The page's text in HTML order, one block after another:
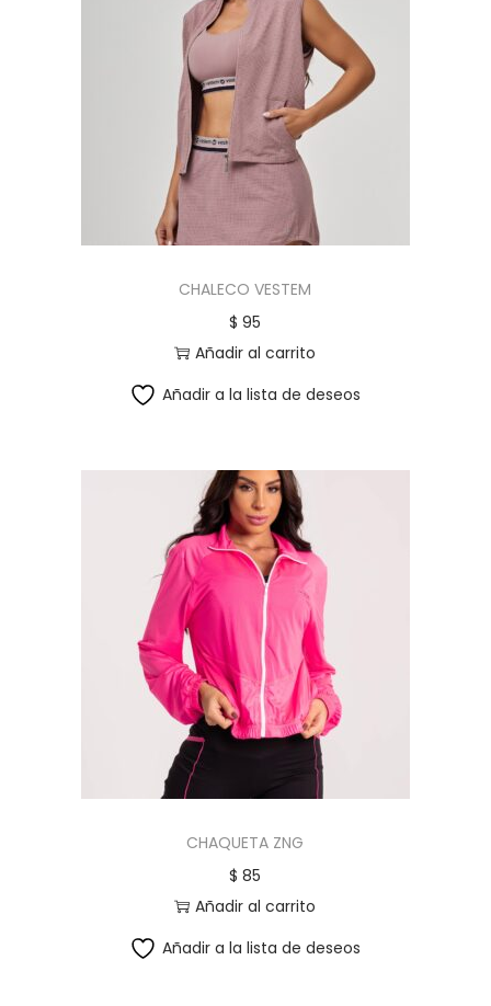
CHALECO VESTEM
$ 95
Añadir al carrito
Añadir a la lista de deseos
CHAQUETA ZNG
$ 85
Añadir al carrito
Añadir a la lista de deseos